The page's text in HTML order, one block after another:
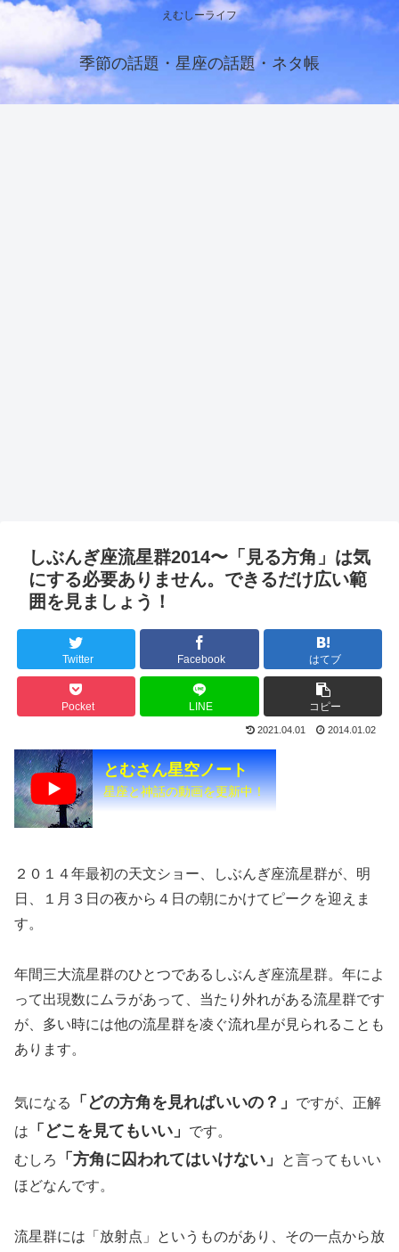
えむしーライフ
季節の話題・星座の話題・ネタ帳
しぶんぎ座流星群2014〜「見る方角」は気
にする必要ありません。できるだけ広い範
囲を見ましょう！
Twitter Facebook はてブ
Pocket LINE コピー
2021.04.01 2014.01.02
とむさん星空ノート
星座と神話の動画を更新中！
２０１４年最初の天文ショー、しぶんぎ座流星群が、明
日、１月３日の夜から４日の朝にかけてピークを迎えま
す。
年間三大流星群のひとつであるしぶんぎ座流星群。年によ
って出現数にムラがあって、当たり外れがある流星群です
が、多い時には他の流星群を凌ぐ流れ星が見られることも
あります。
気になる 「どの方角を見ればいいの？」
ですが、正解
は
「どこを見てもいい」
です。
むしろ
「方角に囚われてはいけない」
と言ってもいい
ほどなんです。
流星群には「放射点」というものがあり、その一点から放